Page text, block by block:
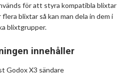
för att styra kompatibla blixtar
blixtar så kan man dela in dem i
blixtgrupper.
innehåller
Godox X3 sändare